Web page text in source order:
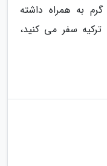
به همراه داشته
ترکیه سفر می کنید،